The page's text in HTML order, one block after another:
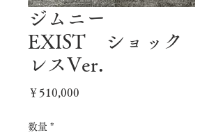
ジムニー
EXIST ショック
レスVer.
￥510,000
数量 *